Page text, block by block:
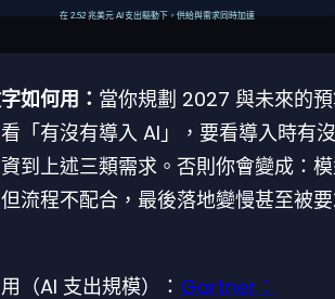
在 2.52 兆美元 AI 支出驅動下，供給與需求同時加速
如何用： 當你規劃 2027 與未來的
「有沒有導入 AI」，要看導入時有
到上述三類需求。否則你會變成：
流程不配合，最後落地變慢甚至被
（AI 支出規模）： Gartner：